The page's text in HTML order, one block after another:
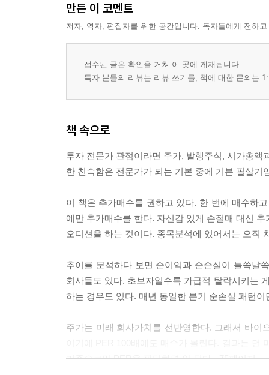
만든 이 코멘트
저자, 역자, 편집자를 위한 공간입니다. 독자들에게 전하
접수된 글은 확인을 거쳐 이 곳에 게재됩니다.
독자 분들의 리뷰는 리뷰 쓰기를, 책에 대한 문의는
책 속으로
투자 전문가 관점이라면 주가, 발행주식, 시가총
한 친숙함은 전문가가 되는 기본 중에 기본 필살기
이 책은 추가매수를 권하고 있다. 한 번에 매수하
에만 추가매수를 한다. 자신감 있게 손절매 대신
오디션을 하는 것이다. 종목분석에 있어서는 오직
추이를 분석하다 보면 순이익과 순손실이 들쑥날
회사들도 있다. 초보자일수록 가급적 탈락시키는
하는 경우도 있다. 매년 동일한 분기 순손실 패턴
주가는 미래 회사가치를 선반영한다. 그래서 바
기준으로만 PER을 판단하면 안 된다. -75페이지